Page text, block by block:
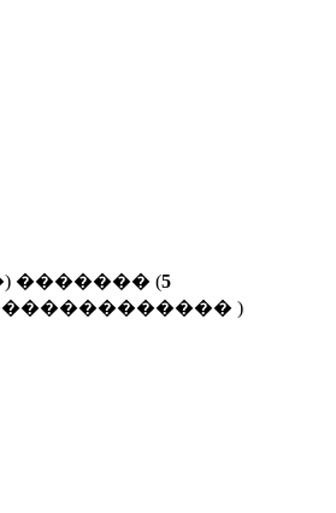
������� (5
)